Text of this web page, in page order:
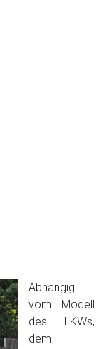
Abhängig
vom Modell
des LKWs,
dem